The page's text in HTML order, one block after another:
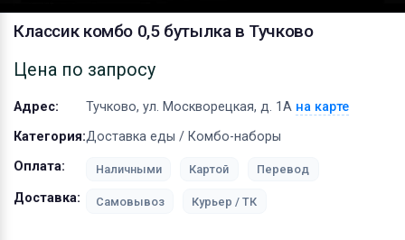
Классик комбо 0,5 бутылкав Тучково
Цена по запросу
Адрес: Тучково, ул. Москворецкая, д. 1А на карте
Категория:Доставка еды / Комбо-наборы
Оплата:
Наличными Картой Перевод
Доставка: Самовывоз Курьер / ТК
Материалы